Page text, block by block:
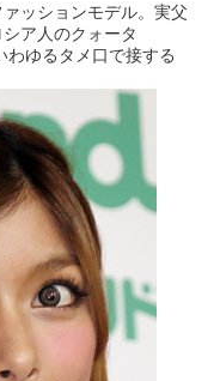
ッションモデル。実父
ア人のクォータ
わゆるタメ口で接する